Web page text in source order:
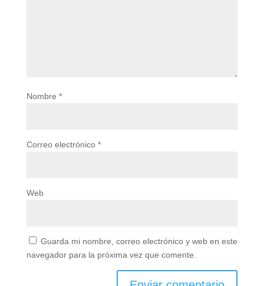
Nombre *
Correo electrónico *
Web
Guarda mi nombre, correo electrónico y web en este
navegador para la próxima vez que comente.